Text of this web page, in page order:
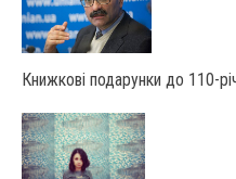
Книжкові подарунки до 110-